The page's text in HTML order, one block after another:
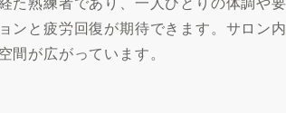
ンと疲労回復が期待できます。サロン
が広がっています。